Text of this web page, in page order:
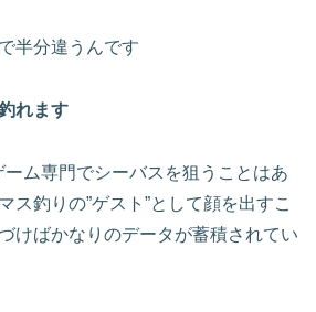
半分違うんです
れます
ム専門でシーバスを狙うことはあ
ス釣りの”ゲスト”として顔を出すこ
けばかなりのデータが蓄積されてい